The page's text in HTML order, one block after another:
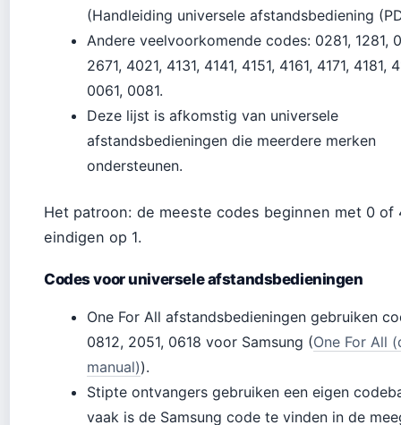
(Handleiding universele afstandsbediening
Andere veelvoorkomende codes: 0281, 1281,
2671, 4021, 4131, 4141, 4151, 4161, 4171, 4181,
0061, 0081.
Deze lijst is afkomstig van universele
afstandsbedieningen die meerdere merken
ondersteunen.
Het patroon: de meeste codes beginnen met 0 of
eindigen op 1.
Codes voor universele afstandsbedieningen
One For All afstandsbedieningen gebruiken
0812, 2051, 0618 voor Samsung (One For All
manual)).
Stipte ontvangers gebruiken een eigen
vaak is de Samsung code te vinden in de